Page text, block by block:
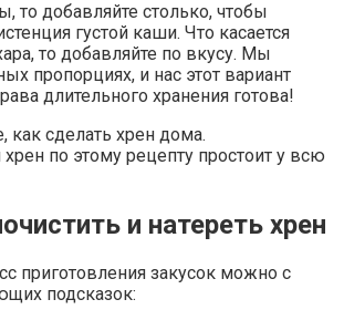
то добавляйте столько, чтобы
густой каши. Что касается
то добавляйте по вкусу. Мы
пропорциях, и нас этот вариант
длительного хранения готова!
как сделать хрен дома.
по этому рецепту простоит у всю
и натереть хрен
приготовления закусок можно с
подсказок: